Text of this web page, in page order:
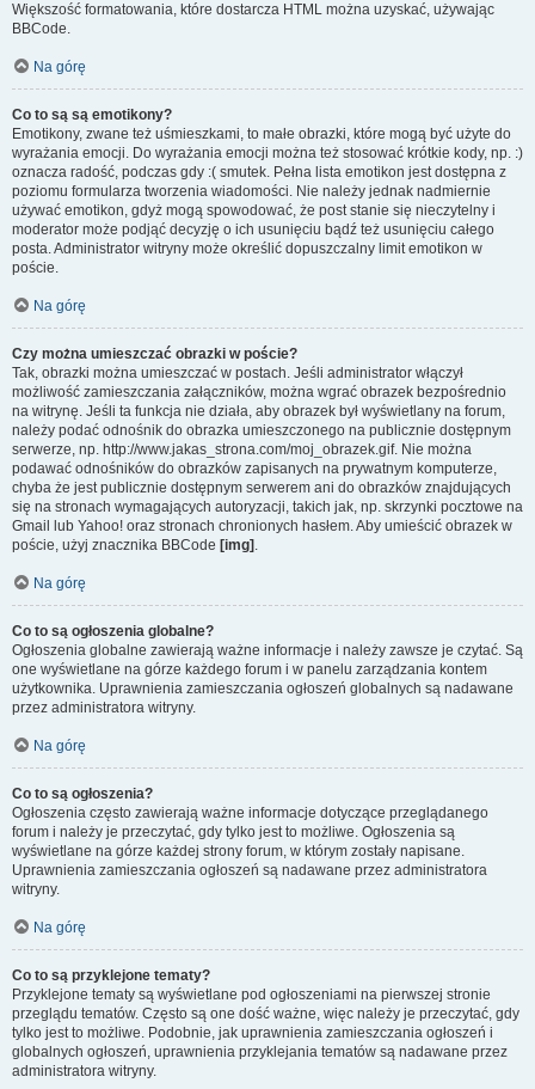
Większość formatowania, które dostarcza HTML można uzyskać, używając
BBCode.
Na górę
Co to są są emotikony?
Emotikony, zwane też uśmieszkami, to małe obrazki, które mogą być użyte do
wyrażania emocji. Do wyrażania emocji można też stosować krótkie kody, np. :)
oznacza radość, podczas gdy :( smutek. Pełna lista emotikon jest dostępna z
poziomu formularza tworzenia wiadomości. Nie należy jednak nadmiernie
używać emotikon, gdyż mogą spowodować, że post stanie się nieczytelny i
moderator może podjąć decyzję o ich usunięciu bądź też usunięciu całego
posta. Administrator witryny może określić dopuszczalny limit emotikon w
poście.
Na górę
Czy można umieszczać obrazki w poście?
Tak, obrazki można umieszczać w postach. Jeśli administrator włączył
możliwość zamieszczania załączników, można wgrać obrazek bezpośrednio
na witrynę. Jeśli ta funkcja nie działa, aby obrazek był wyświetlany na forum,
należy podać odnośnik do obrazka umieszczonego na publicznie dostępnym
serwerze, np. http://www.jakas_strona.com/moj_obrazek.gif. Nie można
podawać odnośników do obrazków zapisanych na prywatnym komputerze,
chyba że jest publicznie dostępnym serwerem ani do obrazków znajdujących
się na stronach wymagających autoryzacji, takich jak, np. skrzynki pocztowe na
Gmail lub Yahoo! oraz stronach chronionych hasłem. Aby umieścić obrazek w
poście, użyj znacznika BBCode [img] .
Na górę
Co to są ogłoszenia globalne?
Ogłoszenia globalne zawierają ważne informacje i należy zawsze je czytać. Są
one wyświetlane na górze każdego forum i w panelu zarządzania kontem
użytkownika. Uprawnienia zamieszczania ogłoszeń globalnych są nadawane
przez administratora witryny.
Na górę
Co to są ogłoszenia?
Ogłoszenia często zawierają ważne informacje dotyczące przeglądanego
forum i należy je przeczytać, gdy tylko jest to możliwe. Ogłoszenia są
wyświetlane na górze każdej strony forum, w którym zostały napisane.
Uprawnienia zamieszczania ogłoszeń są nadawane przez administratora
witryny.
Na górę
Co to są przyklejone tematy?
Przyklejone tematy są wyświetlane pod ogłoszeniami na pierwszej stronie
przeglądu tematów. Często są one dość ważne, więc należy je przeczytać, gdy
tylko jest to możliwe. Podobnie, jak uprawnienia zamieszczania ogłoszeń i
globalnych ogłoszeń, uprawnienia przyklejania tematów są nadawane przez
administratora witryny.